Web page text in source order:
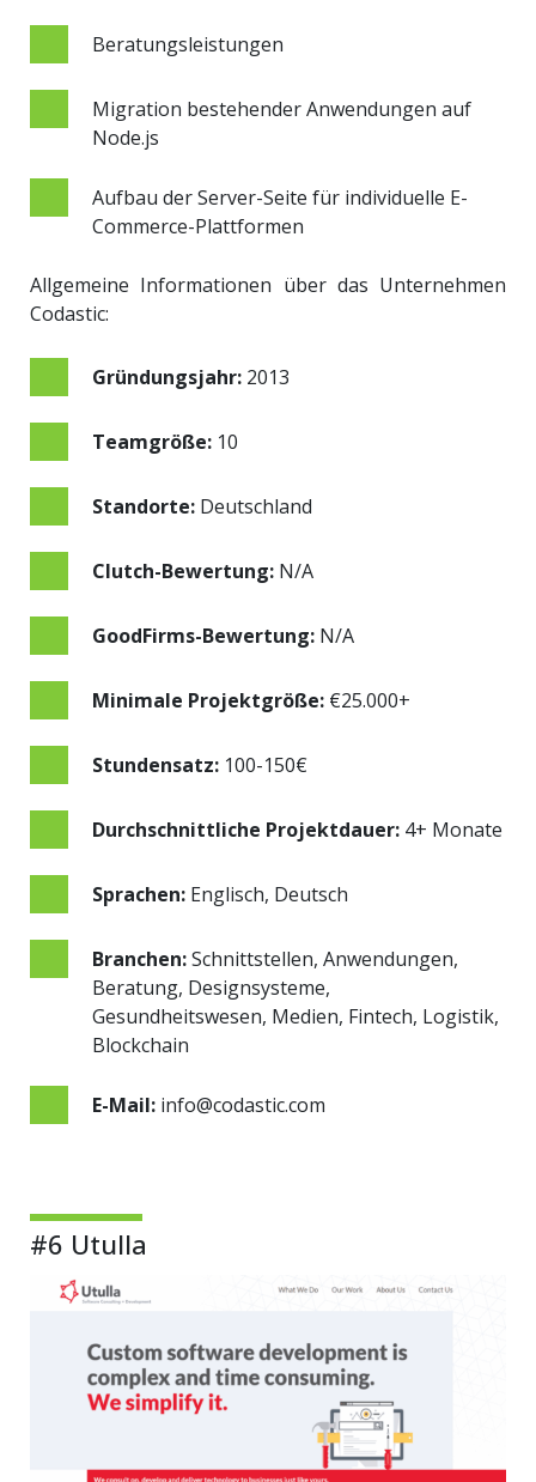
Beratungsleistungen
Migration bestehender Anwendungen auf
Node.js
Aufbau der Server-Seite für individuelle E-
Commerce-Plattformen
Allgemeine Informationen über das Unternehmen
Codastic:
Gründungsjahr: 2013
Teamgröße: 10
Standorte: Deutschland
Clutch-Bewertung: N/A
GoodFirms-Bewertung: N/A
Minimale Projektgröße: €25.000+
Stundensatz: 100-150€
Durchschnittliche Projektdauer: 4+ Monate
Sprachen: Englisch, Deutsch
Branchen:Schnittstellen, Anwendungen,
Beratung, Designsysteme,
Gesundheitswesen, Medien, Fintech, Logistik,
Blockchain
E-Mail: info@codastic.com
#6 Utulla